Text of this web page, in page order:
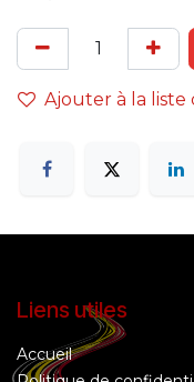
Ajouter à la liste
Liens utiles
Accueil